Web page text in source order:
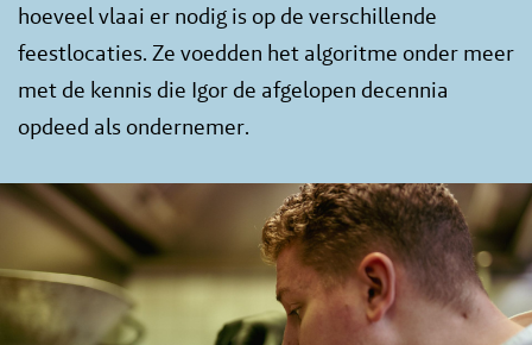
hoeveel vlaai er nodig is op de verschillende
feestlocaties. Ze voedden het algoritme onder meer
met de kennis die Igor de afgelopen decennia
opdeed als ondernemer.